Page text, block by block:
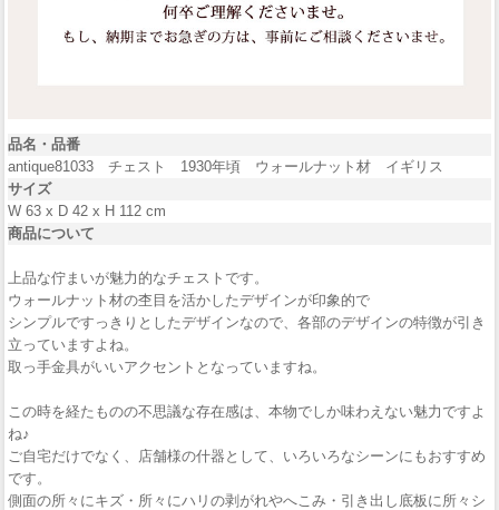
品名・品番
antique81033 チェスト 1930年頃 ウォールナット材 イギリス
サイズ
W 63 x D 42 x H 112 cm
商品について
上品な佇まいが魅力的なチェストです。
ウォールナット材の杢目を活かしたデザインが印象的で
シンプルですっきりとしたデザインなので、各部のデザインの特徴が引き
立っていますよね。
取っ手金具がいいアクセントとなっていますね。
この時を経たものの不思議な存在感は、本物でしか味わえない魅力ですよ
ね♪
ご自宅だけでなく、店舗様の什器として、いろいろなシーンにもおすすめ
です。
側面の所々にキズ・所々にハリの剥がれやへこみ・引き出し底板に所々シ